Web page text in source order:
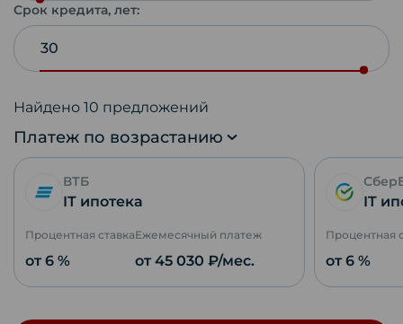
Срок кредита, лет:
Найдено 10 предложений
Платеж по возрастанию
ВТБ
IT ипотека
Процентная ставка
от 6 %
Ежемесячный платеж
от 45 030 ₽/мес.
IT
Процентная
от 6 %